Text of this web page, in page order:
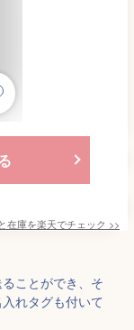
在庫を楽天でチェック >>
ことができ、そ
れタグも付いて